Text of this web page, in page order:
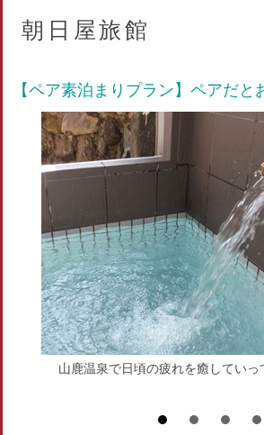
朝日屋旅館
【ペア素泊まりプラン】ペアだと
山鹿温泉で日頃の疲れを癒していっ